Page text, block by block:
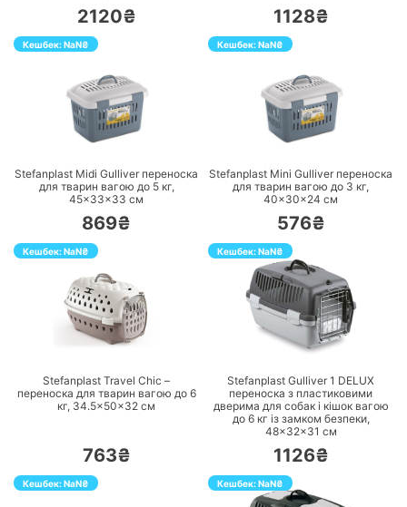
2120₴ 1128₴
Кешбек:NaN₴
ПЕРЕЙТИ
Stefanplast Midi Gulliver переноска
для тварин вагою до 5 кг,
45×33×33 см
869₴
Кешбек:NaN₴
ПЕРЕЙТИ
Stefanplast Mini Gulliver переноска
для тварин вагою до 3 кг,
40×30×24 см
576₴
Кешбек:NaN₴
ПЕРЕЙТИ
Stefanplast Travel Chic –
переноска для тварин вагою до 6
кг, 34.5×50×32 см
763₴
Кешбек:NaN₴
ПЕРЕЙТИ
Stefanplast Gulliver 1 DELUX
переноска з пластиковими
дверима для собак і кішок вагою
до 6 кг із замком безпеки,
48×32×31 см
1126₴
Кешбек:NaN₴ Кешбек:NaN₴